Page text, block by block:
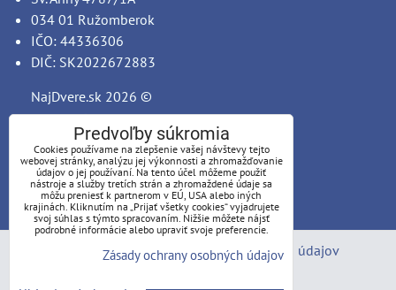
034 01 Ružomberok
IČO: 44336306
DIČ: SK2022672883
NajDvere.sk 2026 ©
Predvoľby súkromia
Zásady ochrany osobných údajov
Predvoľby súkromia
Cookies používame na zlepšenie vašej návštevy tejto
webovej stránky, analýzu jej výkonnosti a zhromažďovanie
údajov o jej používaní. Na tento účel môžeme použiť
nástroje a služby tretích strán a zhromaždené údaje sa
môžu preniesť k partnerom v EÚ, USA alebo iných
krajinách. Kliknutím na „Prijať všetky cookies“ vyjadrujete
svoj súhlas s týmto spracovaním. Nižšie môžete nájsť
podrobné informácie alebo upraviť svoje preferencie.
Zásady ochrany osobných údajov